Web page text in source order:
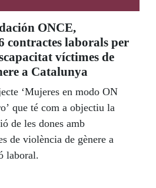
ONCE,
contractes laborals per
víctimes de
a Catalunya
‘Mujeres en modo ON
que té com a objectiu la
de les dones amb
de violència de gènere a
laboral.